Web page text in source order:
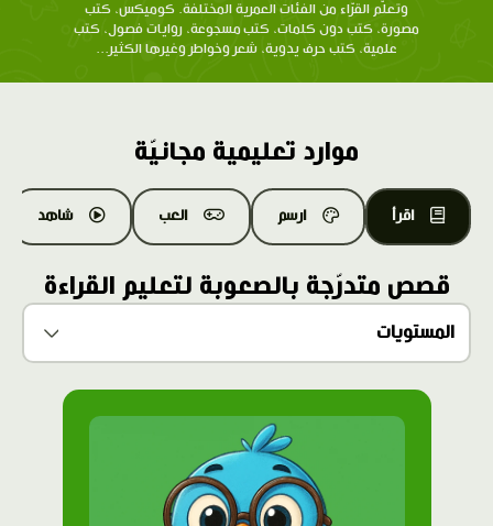
وتعلّم القرّاء من الفئات العمرية المختلفة. كوميكس، كتب
مصورة، كتب دون كلمات، كتب مسجوعة، روايات فصول، كتب
علمية، كتب حرف يدوية، شعر وخواطر وغيرها الكثير...
موارد تعليمية مجانيّة
اقرأ ارسم العب شاهد
قصص متدرّجة بالصعوبة لتعليم القراءة